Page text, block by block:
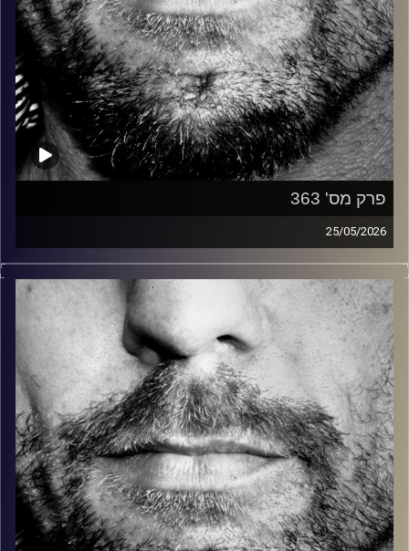
פרק מס' 363
25/05/2026
זיפים, מוזיקה מחוספסת של הופעות חיות. הרבה ג'אם, רוק,
בלוז, bluegrass, ג'אז, Fאנק, פרוגרסיב ואפילו אלקטרוניקה.
כל מה שחי, אמיתי ונושם.
עם שמוליק רגב.
קרדיט תמונות: David Goehring